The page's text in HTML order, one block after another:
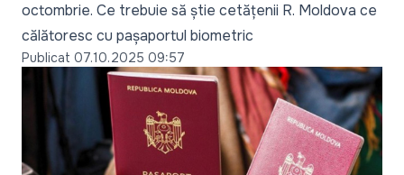
octombrie. Ce trebuie să știe cetățenii R. Moldova ce
călătoresc cu pașaportul biometric
Publicat 07.10.2025 09:57